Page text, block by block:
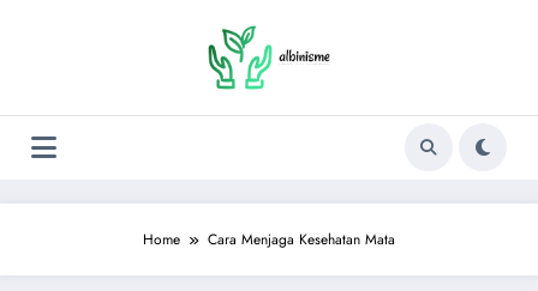
Home Cara Menjaga Kesehatan Mata